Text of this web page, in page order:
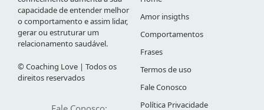
capacidade de entender melhor
o comportamento e assim lidar,
gerar ou estruturar um
relacionamento saudável.
© Coaching Love | Todos os
direitos reservados
Amor insigths
Comportamentos
Frases
Termos de uso
Fale Conosco
Política Privacidade